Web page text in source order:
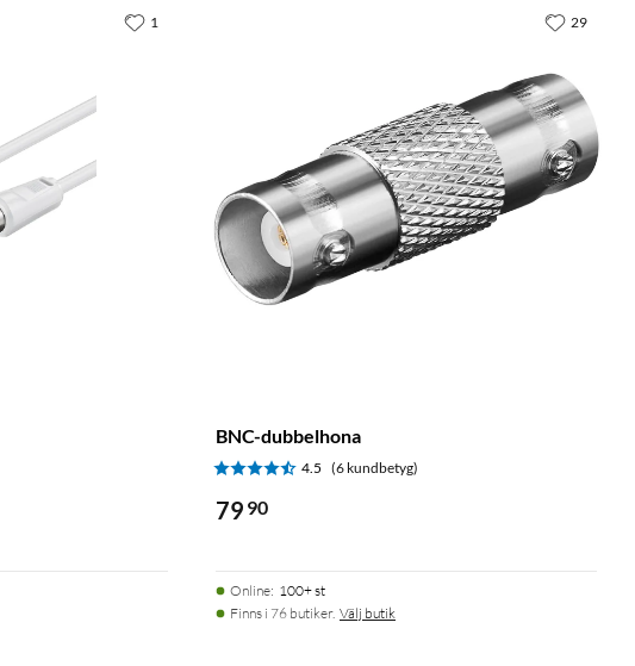
1
BNC-dubbelhona
4.5 (6 kundbetyg)
79 90
Online: 100+ st
Finns i 76 butiker. Välj butik
29